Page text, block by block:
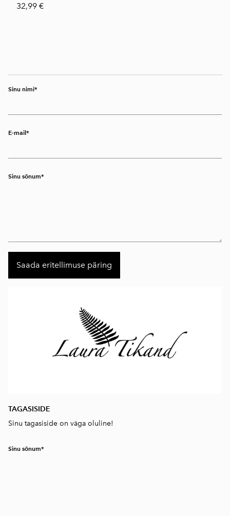
32,99 €
Sinu nimi
E-mail
Sinu sõnum
TAGASISIDE
Sinu tagasiside on väga oluline!
Sinu sõnum